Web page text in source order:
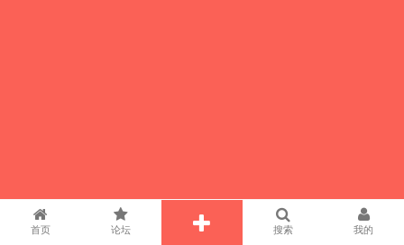
首页 论坛 搜索 我的